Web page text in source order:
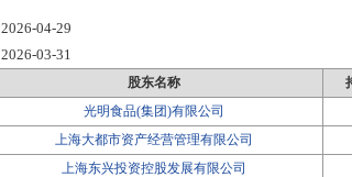
2026-04-29
2026-03-31
股东名称
光明食品(集团)有限公司
上海大都市资产经营管理有限公司
上海东兴投资控股发展有限公司